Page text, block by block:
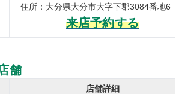
住所：大分県大分市大字下郡3084番地6
来店予約する
舗
店舗詳細